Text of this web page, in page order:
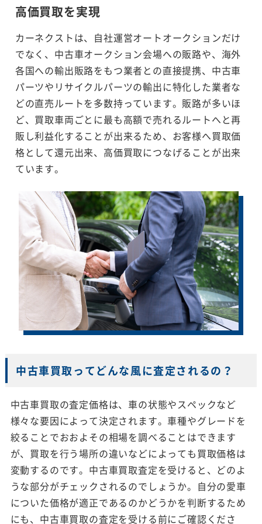
高価買取を実現
カーネクストは、自社運営オートオークションだけ
でなく、中古車オークション会場への販路や、海外
各国への輸出販路をもつ業者との直接提携、中古車
パーツやリサイクルパーツの輸出に特化した業者な
どの直売ルートを多数持っています。販路が多いほ
ど、買取車両ごとに最も高額で売れるルートへと再
販し利益化することが出来るため、お客様へ買取価
格として還元出来、高価買取につなげることが出来
ています。
中古車買取ってどんな風に査定されるの？
中古車買取の査定価格は、車の状態やスペックなど
様々な要因によって決定されます。車種やグレードを
絞ることでおおよその相場を調べることはできます
が、買取を行う場所の違いなどによっても買取価格は
変動するのです。中古車買取査定を受けると、どのよ
うな部分がチェックされるのでしょうか。自分の愛車
についた価格が適正であるのかどうかを判断するため
にも、中古車買取の査定を受ける前にご確認くださ